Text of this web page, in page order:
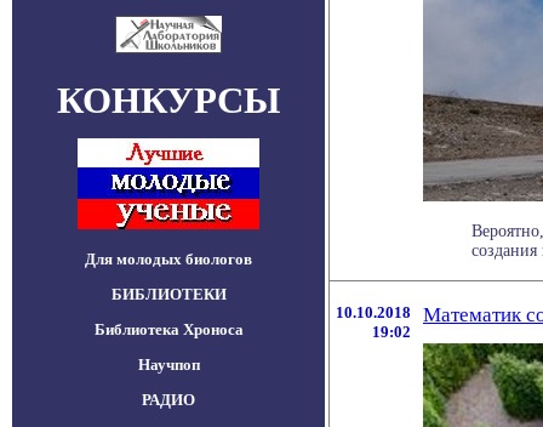
КОНКУРСЫ
Для молодых биологов
БИБЛИОТЕКИ
Библиотека Хроноса
Научпоп
РАДИО
10.10.2018
19:02
Математик